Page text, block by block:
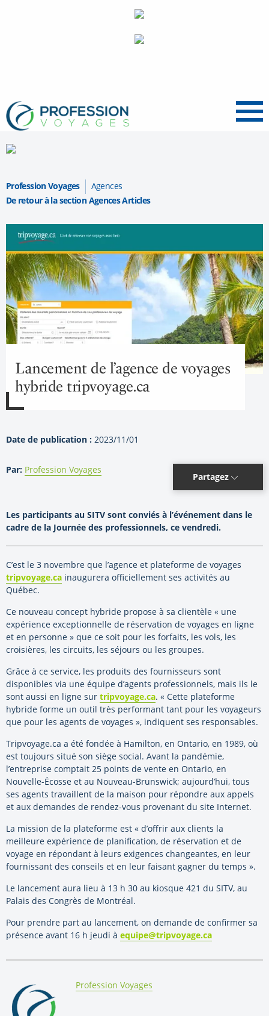
Menu
Profession Voyages
Agences
De retour à la section Agences Articles
Lancement de l’agence de voyages
hybride tripvoyage.ca
Date de publication : 2023/11/01
Par: Profession Voyages
Partagez
Les participants au SITV sont conviés à l’événement dans le
cadre de la Journée des professionnels, ce vendredi.
C’est le 3 novembre que l’agence et plateforme de voyages
tripvoyage.ca inaugurera officiellement ses activités au
Québec.
Ce nouveau concept hybride propose à sa clientèle « une
expérience exceptionnelle de réservation de voyages en ligne
et en personne » que ce soit pour les forfaits, les vols, les
croisières, les circuits, les séjours ou les groupes.
Grâce à ce service, les produits des fournisseurs sont
disponibles via une équipe d’agents professionnels, mais ils le
sont aussi en ligne sur tripvoyage.ca. « Cette plateforme
hybride forme un outil très performant tant pour les voyageurs
que pour les agents de voyages », indiquent ses responsables.
Tripvoyage.ca a été fondée à Hamilton, en Ontario, en 1989, où
est toujours situé son siège social. Avant la pandémie,
l’entreprise comptait 25 points de vente en Ontario, en
Nouvelle-Écosse et au Nouveau-Brunswick; aujourd’hui, tous
ses agents travaillent de la maison pour répondre aux appels
et aux demandes de rendez-vous provenant du site Internet.
La mission de la plateforme est « d’offrir aux clients la
meilleure expérience de planification, de réservation et de
voyage en répondant à leurs exigences changeantes, en leur
fournissant des conseils et en leur faisant gagner du temps ».
Le lancement aura lieu à 13 h 30 au kiosque 421 du SITV, au
Palais des Congrès de Montréal.
Pour prendre part au lancement, on demande de confirmer sa
présence avant 16 h jeudi à equipe@tripvoyage.ca
By:
Profession Voyages